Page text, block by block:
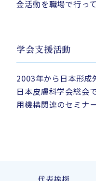
金活動を職場で行っ
学会支援活動
2003年から日本形成
日本皮膚科学会総会
用機構関連のセミナ